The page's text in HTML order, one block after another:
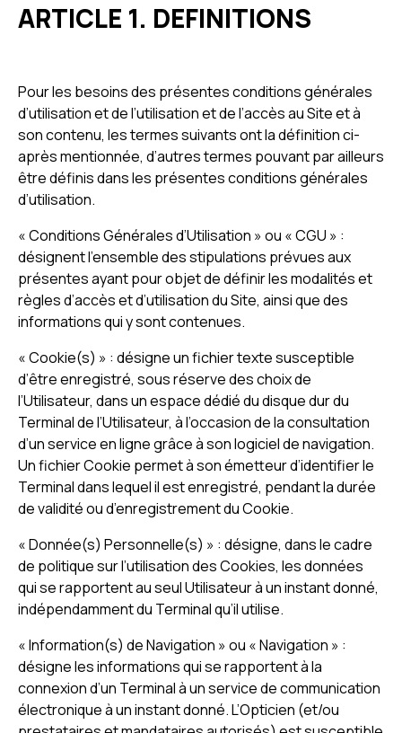
ARTICLE 1. DEFINITIONS
Pour les besoins des présentes conditions générales
d’utilisation et de l’utilisation et de l’accès au Site et à
son contenu, les termes suivants ont la définition ci-
après mentionnée, d’autres termes pouvant par ailleurs
être définis dans les présentes conditions générales
d’utilisation.
« Conditions Générales d’Utilisation » ou « CGU » :
désignent l’ensemble des stipulations prévues aux
présentes ayant pour objet de définir les modalités et
règles d’accès et d’utilisation du Site, ainsi que des
informations qui y sont contenues.
« Cookie(s) » : désigne un fichier texte susceptible
d’être enregistré, sous réserve des choix de
l’Utilisateur, dans un espace dédié du disque dur du
Terminal de l’Utilisateur, à l’occasion de la consultation
d’un service en ligne grâce à son logiciel de navigation.
Un fichier Cookie permet à son émetteur d’identifier le
Terminal dans lequel il est enregistré, pendant la durée
de validité ou d’enregistrement du Cookie.
« Donnée(s) Personnelle(s) » : désigne, dans le cadre
de politique sur l’utilisation des Cookies, les données
qui se rapportent au seul Utilisateur à un instant donné,
indépendamment du Terminal qu’il utilise.
« Information(s) de Navigation » ou « Navigation » :
désigne les informations qui se rapportent à la
connexion d’un Terminal à un service de communication
électronique à un instant donné. L’Opticien (et/ou